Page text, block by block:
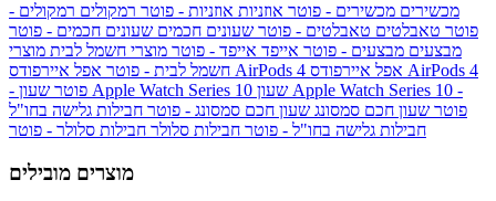
מכשירים מכשירים - פוטר אוזניות אוזניות - פוטר רמקולים רמקולים -
פוטר טאבלטים טאבלטים - פוטר שעונים חכמים שעונים חכמים - פוטר
מבצעים מבצעים - פוטר אייפד אייפד - פוטר מוצרי חשמל לבית מוצרי
חשמל לבית - פוטר אפל איירפודס AirPods 4 אפל איירפודס AirPods 4
- פוטר שעון Apple Watch Series 10 שעון Apple Watch Series 10 -
פוטר שעון חכם סמסונג שעון חכם סמסונג - פוטר חבילות גלישה בחו"ל
חבילות גלישה בחו"ל - פוטר חבילות סלולר חבילות סלולר - פוטר
מוצרים מובילים